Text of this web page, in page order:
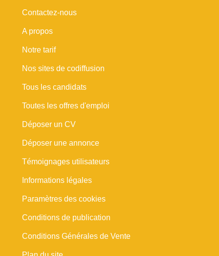
Contactez-nous
A propos
Notre tarif
Nos sites de codiffusion
Tous les candidats
Toutes les offres d'emploi
Déposer un CV
Déposer une annonce
Témoignages utilisateurs
Informations légales
Paramètres des cookies
Conditions de publication
Conditions Générales de Vente